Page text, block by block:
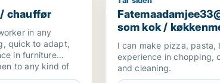
chauffør
in any
quick to adapt,
in furniture
to any kind of
som kok /
cafémedarbejder /
I can make pizza, pasta,
experience in chopping,
and cleaning.